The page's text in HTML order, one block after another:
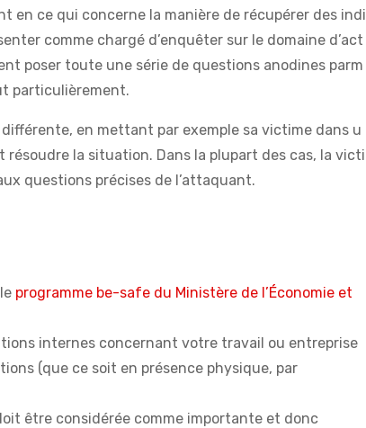
en ce qui concerne la manière de récupérer des indi
comme chargé d’enquêter sur le domaine d’act
poser toute une série de questions anodines parm
particulièrement.
en mettant par exemple sa victime dans u
la situation. Dans la plupart des cas, la victi
questions précises de l’attaquant.
programme be-safe du Ministère de l’Économie et
internes concernant votre travail ou entreprise
(que ce soit en présence physique, par
être considérée comme importante et donc